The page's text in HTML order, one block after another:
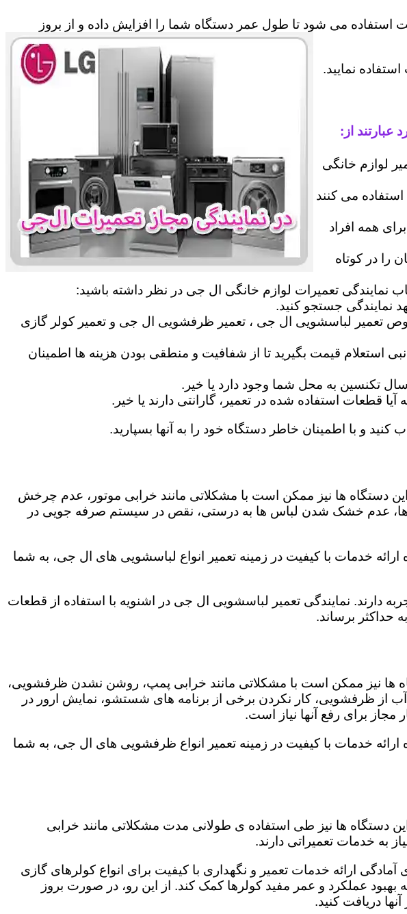
استفاده می شود تا طول عمر دستگاه شما را افزایش داده و از بروز
نمایید.
عبارتند از:
لوازم خانگی
استفاده می کنند
همه افراد
در کوتاه
نمایندگی تعمیرات لوازم خانگی ال جی در نظر داشته باشید:
نمایندگی جستجو کنید.
تعمیر لباسشویی ال جی ، تعمیر ظرفشویی ال جی و تعمیر کولر گازی
استعلام قیمت بگیرید تا از شفافیت و منطقی بودن هزینه ها اطمینان
تکنسین به محل شما وجود دارد یا خیر.
استفاده شده در تعمیر، گارانتی دارند یا خیر.
کنید و با اطمینان خاطر دستگاه خود را به آنها بسپارید.
دستگاه ها نیز ممکن است با مشکلاتی مانند خرابی موتور، عدم چرخش
عدم خشک شدن لباس ها به درستی، نقص در سیستم صرفه جویی در
خدمات با کیفیت در زمینه تعمیر انواع لباسشویی های ال جی، به شما
دارند. نمایندگی تعمیر لباسشویی ال جی در اشنویه با استفاده از قطعات
حداکثر برساند.
ها نیز ممکن است با مشکلاتی مانند خرابی پمپ، روشن نشدن ظرفشویی،
ظرفشویی، کار نکردن برخی از برنامه های شستشو، نمایش ارور در
برای رفع آنها نیاز است.
خدمات با کیفیت در زمینه تعمیر انواع ظرفشویی های ال جی، به شما
دستگاه ها نیز طی استفاده ی طولانی مدت مشکلاتی مانند خرابی
به خدمات تعمیراتی دارند.
ارائه خدمات تعمیر و نگهداری با کیفیت برای انواع کولرهای گازی
بهبود عملکرد و عمر مفید کولرها کمک کند. از این رو، در صورت بروز
دریافت کنید.